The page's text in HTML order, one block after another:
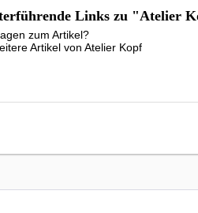
Links zu "Atelier
zum Artikel?
Artikel von Atelier Kopf